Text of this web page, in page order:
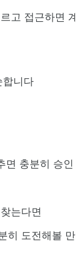
고 접근하면
니다
면 충분히 승인
는다면
히 도전해볼